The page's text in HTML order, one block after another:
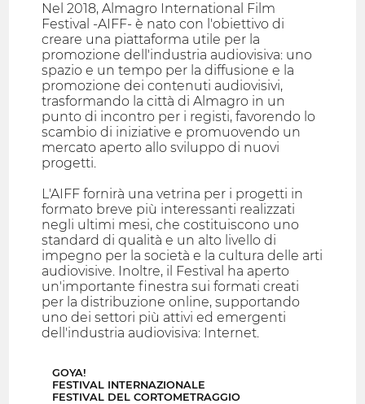
Nel 2018, Almagro International Film
Festival -AIFF- è nato con l'obiettivo di
creare una piattaforma utile per la
promozione dell'industria audiovisiva: uno
spazio e un tempo per la diffusione e la
promozione dei contenuti audiovisivi,
trasformando la città di Almagro in un
punto di incontro per i registi, favorendo lo
scambio di iniziative e promuovendo un
mercato aperto allo sviluppo di nuovi
progetti.
L'AIFF fornirà una vetrina per i progetti in
formato breve più interessanti realizzati
negli ultimi mesi, che costituiscono uno
standard di qualità e un alto livello di
impegno per la società e la cultura delle arti
audiovisive. Inoltre, il Festival ha aperto
un'importante finestra sui formati creati
per la distribuzione online, supportando
uno dei settori più attivi ed emergenti
dell'industria audiovisiva: Internet.
GOYA!
FESTIVAL INTERNAZIONALE
FESTIVAL DEL CORTOMETRAGGIO